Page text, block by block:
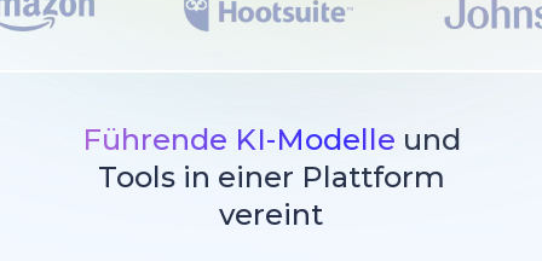
Führende KI-Modelle und
Tools in einer Plattform
vereint